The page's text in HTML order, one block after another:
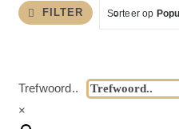
FILTER Sorteer op
Trefwoord..
×